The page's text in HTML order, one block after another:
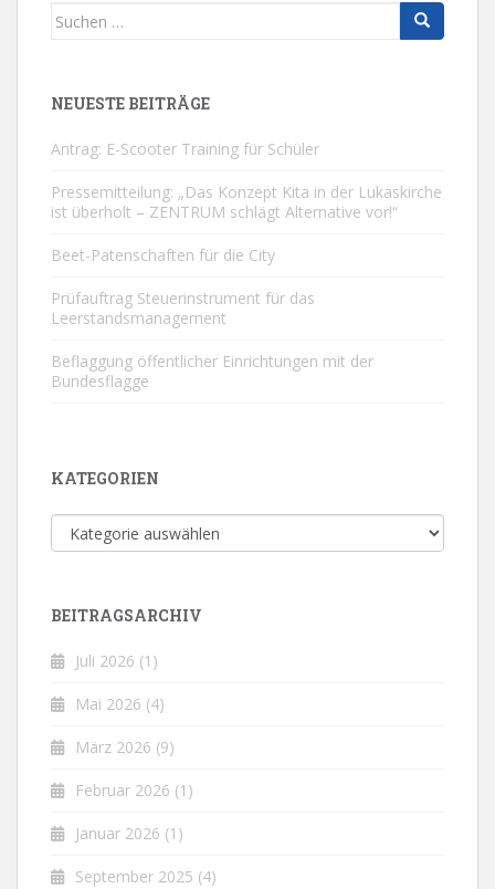
Suchen
NEUESTE BEITRÄGE
Antrag: E-Scooter Training für Schüler
Pressemitteilung: „Das Konzept Kita in der Lukaskirche
ist überholt – ZENTRUM schlägt Alternative vor!“
Beet-Patenschaften für die City
Prüfauftrag Steuerinstrument für das
Leerstandsmanagement
Beflaggung öffentlicher Einrichtungen mit der
Bundesflagge
KATEGORIEN
Kategorien
BEITRAGSARCHIV
Juli 2026 (1)
Mai 2026 (4)
März 2026 (9)
Februar 2026 (1)
Januar 2026 (1)
September 2025 (4)